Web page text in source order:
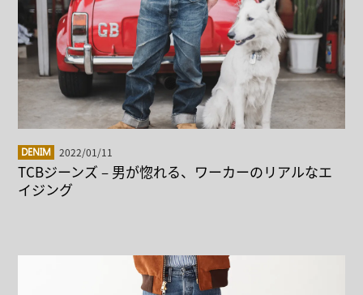
DENIM 2022/01/11
TCBジーンズ – 男が惚れる、ワーカーのリアルなエ
イジング